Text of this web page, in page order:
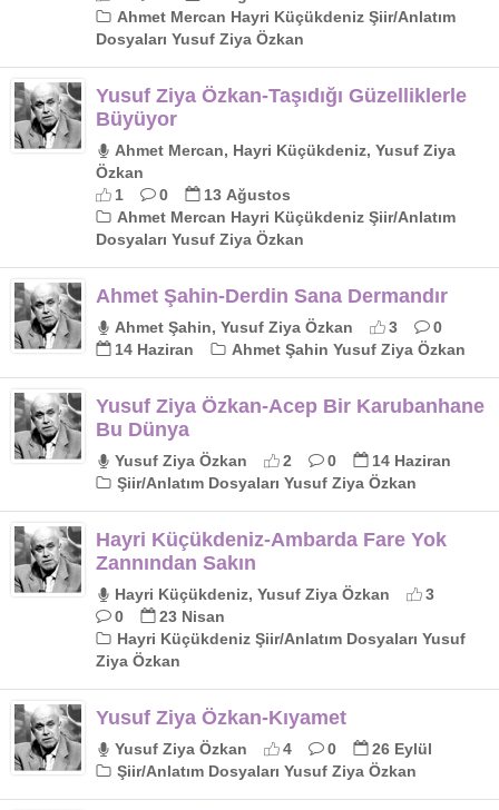
Ahmet Mercan Hayri Küçükdeniz Şiir/Anlatım
Dosyaları Yusuf Ziya Özkan
Yusuf Ziya Özkan-Taşıdığı Güzelliklerle
Büyüyor
Ahmet Mercan, Hayri Küçükdeniz, Yusuf Ziya
Özkan
1
0
13 Ağustos
Ahmet Mercan Hayri Küçükdeniz Şiir/Anlatım
Dosyaları Yusuf Ziya Özkan
Ahmet Şahin-Derdin Sana Dermandır
Ahmet Şahin, Yusuf Ziya Özkan 3
0
14 Haziran
Ahmet Şahin Yusuf Ziya Özkan
Yusuf Ziya Özkan-Acep Bir Karubanhane
Bu Dünya
Yusuf Ziya Özkan 2 0
14 Haziran
Şiir/Anlatım Dosyaları Yusuf Ziya Özkan
Hayri Küçükdeniz-Ambarda Fare Yok
Zannından Sakın
Hayri Küçükdeniz, Yusuf Ziya Özkan
3
0
23 Nisan
Hayri Küçükdeniz Şiir/Anlatım Dosyaları Yusuf
Ziya Özkan
Yusuf Ziya Özkan-Kıyamet
Yusuf Ziya Özkan 4 0
26 Eylül
Şiir/Anlatım Dosyaları Yusuf Ziya Özkan